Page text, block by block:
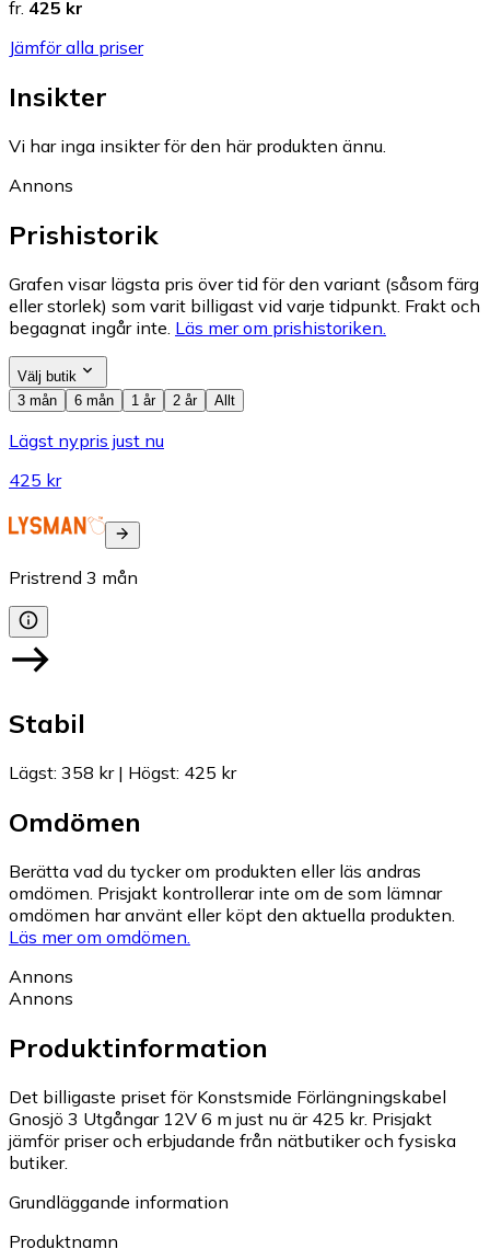
fr. 425 kr
Jämför alla priser
Insikter
Vi har inga insikter för den här produkten ännu.
Annons
Prishistorik
Grafen visar lägsta pris över tid för den variant (såsom färg
eller storlek) som varit billigast vid varje tidpunkt. Frakt och
begagnat ingår inte. Läs mer om prishistoriken.
Välj butik
3 mån
6 mån 1 år 2 år Allt
Lägst nypris just nu
425 kr
Pristrend 3 mån
Stabil
Lägst: 358 kr| Högst: 425 kr
Omdömen
Berätta vad du tycker om produkten eller läs andras
omdömen. Prisjakt kontrollerar inte om de som lämnar
omdömen har använt eller köpt den aktuella produkten.
Läs mer om omdömen.
Annons
Annons
Produktinformation
Det billigaste priset för Konstsmide Förlängningskabel
Gnosjö 3 Utgångar 12V 6 m just nu är 425 kr. Prisjakt
jämför priser och erbjudande från nätbutiker och fysiska
butiker.
Grundläggande information
Produktnamn